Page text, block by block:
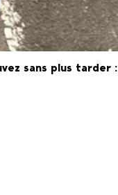
sans plus tarder :